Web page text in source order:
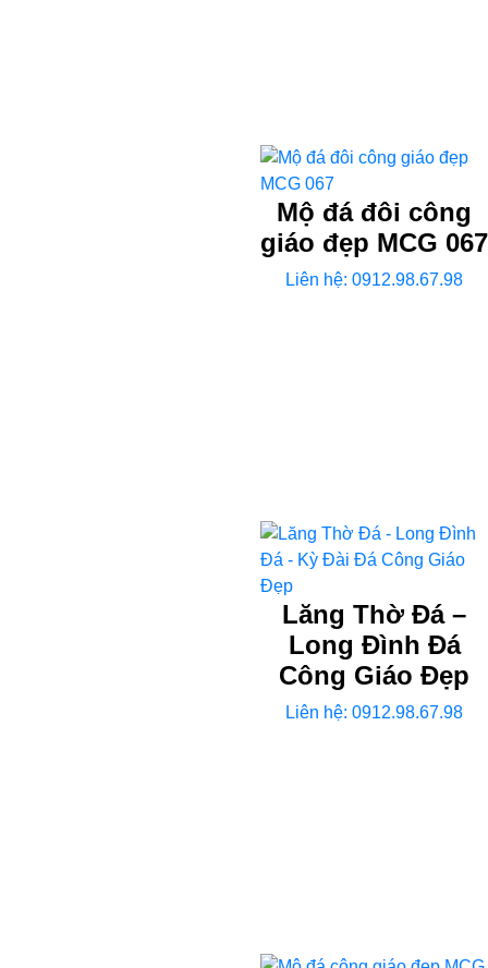
Mộ đá đôi công
giáo đẹp MCG 067
Liên hệ: 0912.98.67.98
Lăng Thờ Đá –
Long Đình Đá
Công Giáo Đẹp
Liên hệ: 0912.98.67.98